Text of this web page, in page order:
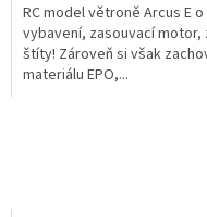
RC model větroně Arcus E
vybavení, zasouvací
štíty! Zároveň si však
materiálu EPO,...